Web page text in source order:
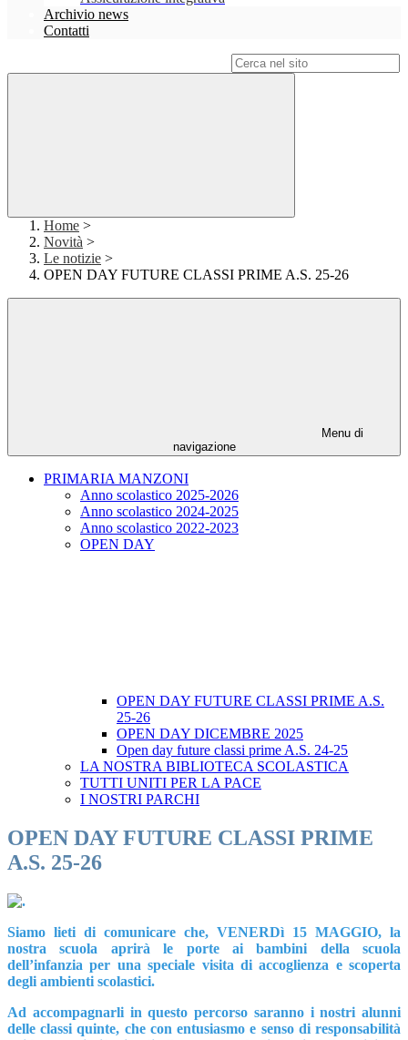
Archivio news
Contatti
Home >
Novità >
Le notizie >
OPEN DAY FUTURE CLASSI PRIME A.S. 25-26
Menu di
navigazione
PRIMARIA MANZONI
Anno scolastico 2025-2026
Anno scolastico 2024-2025
Anno scolastico 2022-2023
OPEN DAY
OPEN DAY FUTURE CLASSI PRIME A.S.
25-26
OPEN DAY DICEMBRE 2025
Open day future classi prime A.S. 24-25
LA NOSTRA BIBLIOTECA SCOLASTICA
TUTTI UNITI PER LA PACE
I NOSTRI PARCHI
OPEN DAY FUTURE CLASSI PRIME
A.S. 25-26
Siamo lieti di comunicare che, VENERDì 15 MAGGIO, la
nostra scuola aprirà le porte ai bambini della scuola
dell’infanzia per una speciale visita di accoglienza e scoperta
degli ambienti scolastici.
Ad accompagnarli in questo percorso saranno i nostri alunni
delle classi quinte, che con entusiasmo e senso di responsabilità